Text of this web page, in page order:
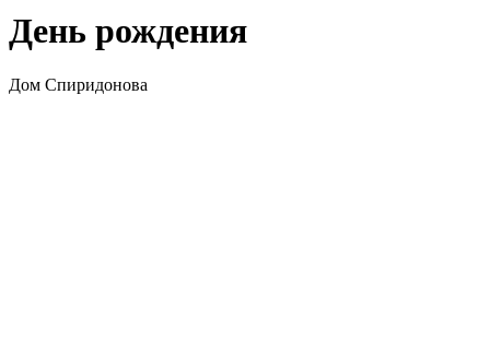
День рождения
Дом Спиридонова